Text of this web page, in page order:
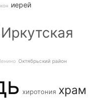
иерей
Иркутская
Октябрьский район
хиротония храм